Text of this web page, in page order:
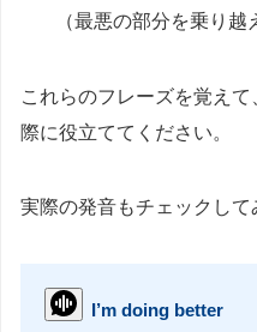
（最悪の部分を乗り越
これらのフレーズを覚え
際に役立ててください。
実際の発音もチェックして
I’m doing better